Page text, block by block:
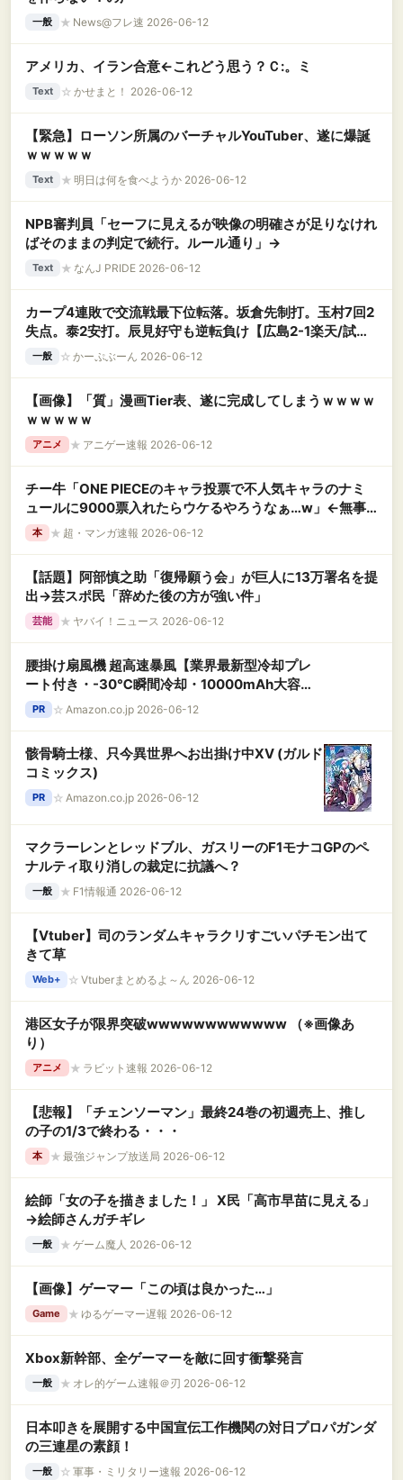
一般 ★ News@フレ速 2026-06-12
アメリカ、イラン合意←これどう思う？Ｃ:。ミ
Text ☆ かせまと！ 2026-06-12
【緊急】ローソン所属のバーチャルYouTuber、遂に爆誕
ｗｗｗｗｗ
Text ★ 明日は何を食べようか 2026-06-12
NPB審判員「セーフに見えるが映像の明確さが足りなけれ
ばそのままの判定で続行。ルール通り」→
Text ★ なんJ PRIDE 2026-06-12
カープ4連敗で交流戦最下位転落。坂倉先制打。玉村7回2
失点。泰2安打。辰見好守も逆転負け【広島2-1楽天/試合
結果】
一般 ☆ かーぷぶーん 2026-06-12
【画像】「質」漫画Tier表、遂に完成してしまうｗｗｗｗ
ｗｗｗｗｗ
アニメ ★ アニゲー速報 2026-06-12
チー牛「ONE PIECEのキャラ投票で不人気キャラのナミ
ュールに9000票入れたらウケるやろうなぁ…w」←無事
叩かれ大炎上wwwwwwww
本 ★ 超・マンガ速報 2026-06-12
【話題】阿部慎之助「復帰願う会」が巨人に13万署名を提
出→芸スポ民「辞めた後の方が強い件」
芸能 ★ ヤバイ！ニュース 2026-06-12
腰掛け扇風機 超高速暴風【業界最新型冷却プレ
ート付き・-30℃瞬間冷却・10000mAh大容
量】ベルトファン 1台多役 傘取り付け/首掛け/手
持ち/卓上/腰掛け 携帯扇風機 199段階風力調節
アコン 軽量 小型 持ち運び 静音 扇風機 熱中症対
策 暑さ対策 通勤 通学 スポーツ観戦 農作業 花火
大会 山登り 旅行用 ストラップ付きBlack
PR ☆ Amazon.co.jp 2026-06-12
骸骨騎士様、只今異世界へお出掛け中ⅩⅤ (ガルド
コミックス)
PR ☆ Amazon.co.jp 2026-06-12
マクラーレンとレッドブル、ガスリーのF1モナコGPのペ
ナルティ取り消しの裁定に抗議へ？
一般 ★ F1情報通 2026-06-12
【Vtuber】司のランダムキャラクリすごいパチモン出て
きて草
Web+ ☆ Vtuberまとめるよ～ん 2026-06-12
港区女子が限界突破wwwwwwwwwwww （※画像あ
り）
アニメ ★ ラビット速報 2026-06-12
【悲報】「チェンソーマン」最終24巻の初週売上、推し
の子の1/3で終わる・・・
本 ★ 最強ジャンプ放送局 2026-06-12
絵師「女の子を描きました！」 X民「高市早苗に見える」
→絵師さんガチギレ
一般 ★ ゲーム魔人 2026-06-12
【画像】ゲーマー「この頃は良かった…」
Game ★ ゆるゲーマー遅報 2026-06-12
Xbox新幹部、全ゲーマーを敵に回す衝撃発言
一般 ★ オレ的ゲーム速報＠刃 2026-06-12
日本叩きを展開する中国宣伝工作機関の対日プロパガンダ
の三連星の素顔！
一般 ☆ 軍事・ミリタリー速報 2026-06-12